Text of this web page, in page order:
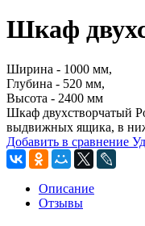
Шкаф
Ширина - 1000 мм,
Глубина - 520 мм,
Высота - 2400 мм
Шкаф двухстворчатый
выдвижных ящика, в
Добавить в сравнение
Описание
Отзывы